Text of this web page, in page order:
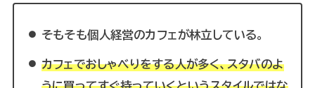
そもそも個人経営のカフェが林立している。
カフェでおしゃべりをする人が多く、スタバのよ